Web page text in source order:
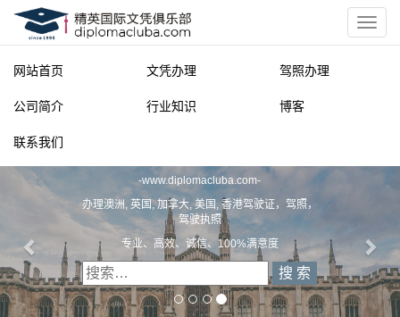
网站首页 文凭办理 驾照办理
公司简介 行业知识 博客
联系我们
-www.diplomacluba.com-
办理澳洲, 英国, 加拿大, 美国, 香港驾驶证，驾照，
驾驶执照
专业、高效、诚信、100%满意度